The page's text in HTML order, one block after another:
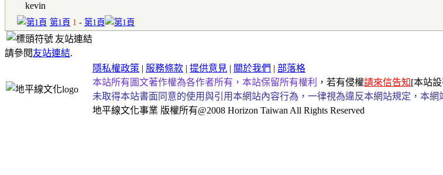
kevin
第1頁 1 - 第1頁
友站連結
請參閱友站連結.
隱私權政策 | 服務條款 | 提供意見 | 關於我們 | 部落格
本站所有圖文著作權為各作者所有，本站保留所有權利
，若有侵權請來信告知[本站
未取得本站書面同意的使用與引用本網站內容行為，一律視為違反本網站規定，本網
地平線文化事業 版權所有@2008 Horizon Taiwan All Rights Reserved